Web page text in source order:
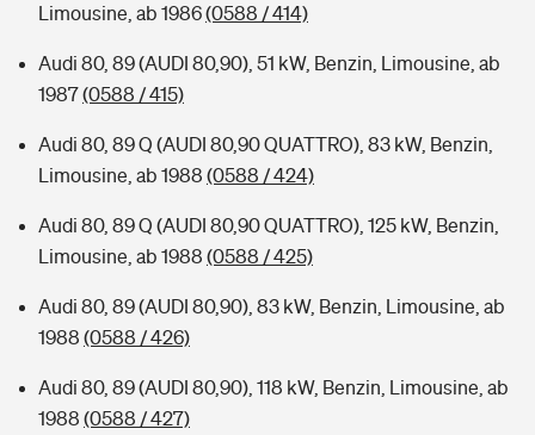
Limousine, ab 1986(0588 / 414)
Audi 80, 89 (AUDI 80,90), 51 kW, Benzin, Limousine, ab
1987(0588 / 415)
Audi 80, 89 Q (AUDI 80,90 QUATTRO), 83 kW, Benzin,
Limousine, ab 1988 (0588 / 424)
Audi 80, 89 Q (AUDI 80,90 QUATTRO), 125 kW, Benzin,
Limousine, ab 1988 (0588 / 425)
Audi 80, 89 (AUDI 80,90), 83 kW, Benzin, Limousine, ab
1988 (0588 / 426)
Audi 80, 89 (AUDI 80,90), 118 kW, Benzin, Limousine, ab
1988 (0588 / 427)